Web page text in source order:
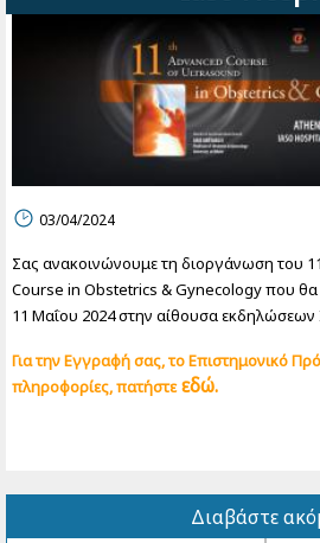
03/04/2024
Σας ανακοινώνουμε τη διοργάνωση του
Course in Obstetrics & Gynecology που θα
11 Μαΐου 2024 στην αίθουσα εκδηλώσεων
Για την Εγγραφή σας, το Επιστημονικό
πληροφορίες, πατήστε εδώ.
Διαβάστε